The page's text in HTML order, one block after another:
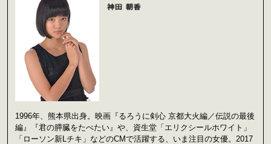
1996年、熊本県出身。映画『るろうに剣心 京都大火編／伝説の最後
編』『君の膵臓をたべたい』や、資生堂「エリクシールホワイト」
「ローソン新Lチキ」などのCMで活躍する、いま注目の女優。2017